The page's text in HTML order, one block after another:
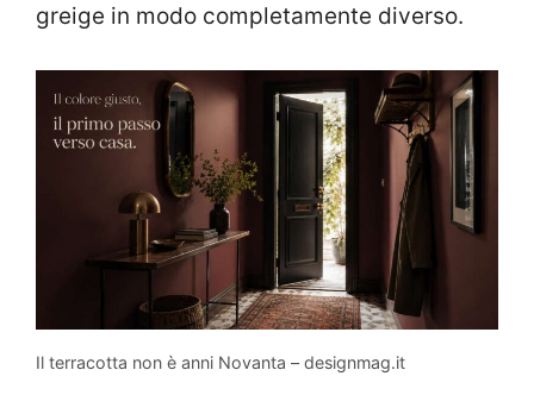
greige in modo completamente diverso.
Il terracotta non è anni Novanta – designmag.it